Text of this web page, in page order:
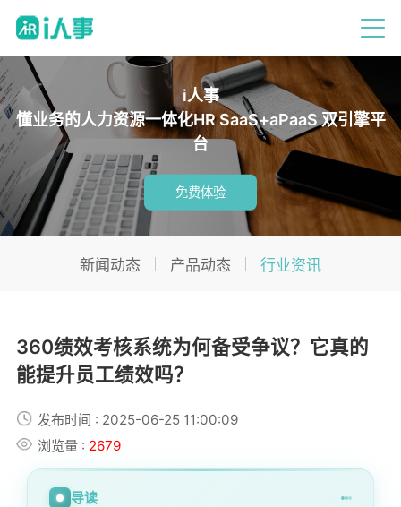
i人事
懂业务的人力资源一体化HR SaaS+aPaaS 双引擎平
台
免费体验
新闻动态 产品动态 行业资讯
360绩效考核系统为何备受争议？它真的
能提升员工绩效吗？
发布时间 : 2025-06-25 11:00:09
浏览量 : 2679
导读